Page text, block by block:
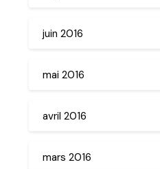
juin 2016
mai 2016
avril 2016
mars 2016